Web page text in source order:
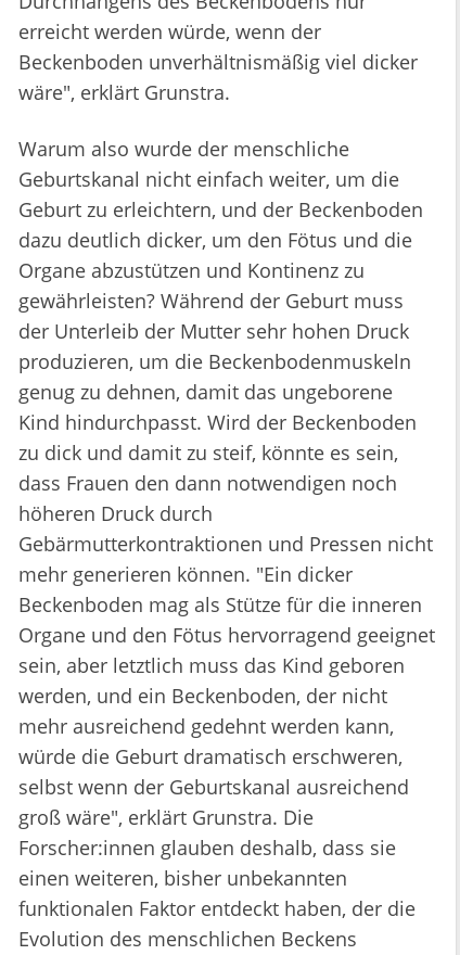
erreicht werden würde, wenn der
Beckenboden unverhältnismäßig viel dicker
wäre", erklärt Grunstra.
Warum also wurde der menschliche
Geburtskanal nicht einfach weiter, um die
Geburt zu erleichtern, und der Beckenboden
dazu deutlich dicker, um den Fötus und die
Organe abzustützen und Kontinenz zu
gewährleisten? Während der Geburt muss
der Unterleib der Mutter sehr hohen Druck
produzieren, um die Beckenbodenmuskeln
genug zu dehnen, damit das ungeborene
Kind hindurchpasst. Wird der Beckenboden
zu dick und damit zu steif, könnte es sein,
dass Frauen den dann notwendigen noch
höheren Druck durch
Gebärmutterkontraktionen und Pressen nicht
mehr generieren können. "Ein dicker
Beckenboden mag als Stütze für die inneren
Organe und den Fötus hervorragend geeignet
sein, aber letztlich muss das Kind geboren
werden, und ein Beckenboden, der nicht
mehr ausreichend gedehnt werden kann,
würde die Geburt dramatisch erschweren,
selbst wenn der Geburtskanal ausreichend
groß wäre", erklärt Grunstra. Die
Forscher:innen glauben deshalb, dass sie
einen weiteren, bisher unbekannten
funktionalen Faktor entdeckt haben, der die
Evolution des menschlichen Beckens